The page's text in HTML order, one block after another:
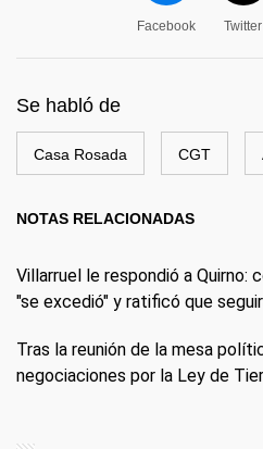
Facebook Twitter
Se habló de
Casa Rosada CGT
NOTAS RELACIONADAS
Villarruel le respondió a Quirno:
"se excedió" y ratificó que
Tras la reunión de la mesa
negociaciones por la Ley de